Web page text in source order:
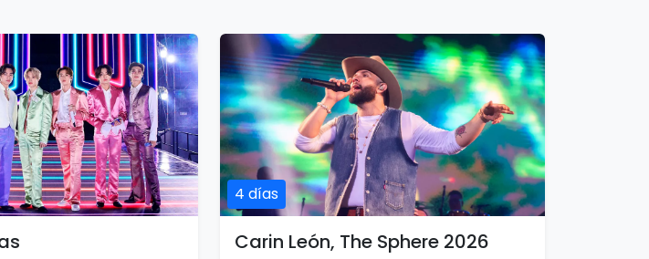
4 días
Carin León, The Sphere 2026